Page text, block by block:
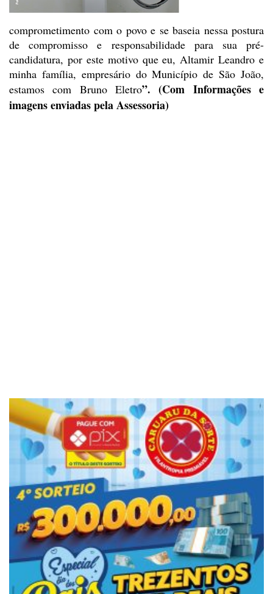
comprometimento com o povo e se baseia nessa postura
de compromisso e responsabilidade para sua pré-
candidatura, poreste motivo que eu, Altamir Leandro e
minha família, empresário do Município de São João,
estamos com Bruno Eletro”. (Com Informações e
imagens enviadas pela Assessoria)